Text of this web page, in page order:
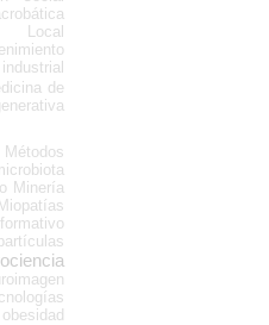
Local
de
Métodos
Minería
Miopatías
obesidad